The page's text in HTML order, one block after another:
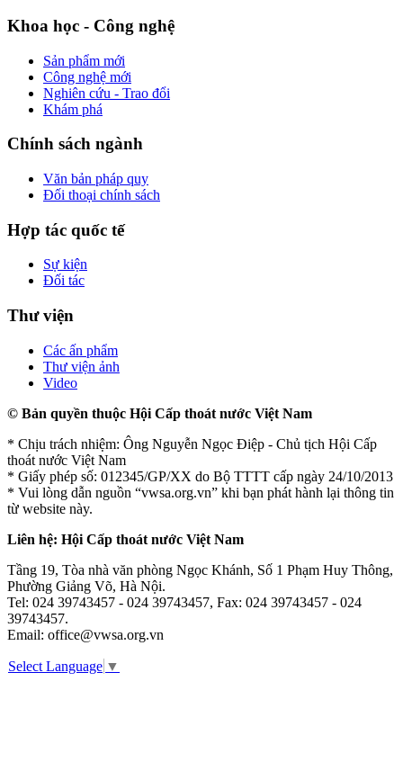
Khoa học - Công nghệ
Sản phẩm mới
Công nghệ mới
Nghiên cứu - Trao đổi
Khám phá
Chính sách ngành
Văn bản pháp quy
Đối thoại chính sách
Hợp tác quốc tế
Sự kiện
Đối tác
Thư viện
Các ấn phẩm
Thư viện ảnh
Video
© Bản quyền thuộc Hội Cấp thoát nước Việt Nam
* Chịu trách nhiệm: Ông Nguyễn Ngọc Điệp - Chủ tịch Hội Cấp
thoát nước Việt Nam
* Giấy phép số: 012345/GP/XX do Bộ TTTT cấp ngày 24/10/2013
* Vui lòng dẫn nguồn “vwsa.org.vn” khi bạn phát hành lại thông tin
từ website này.
Liên hệ: Hội Cấp thoát nước Việt Nam
Tầng 19, Tòa nhà văn phòng Ngọc Khánh, Số 1 Phạm Huy Thông,
Phường Giảng Võ, Hà Nội.
Tel: 024 39743457 - 024 39743457, Fax: 024 39743457 - 024
39743457.
Email: office@vwsa.org.vn
Select Language ▼